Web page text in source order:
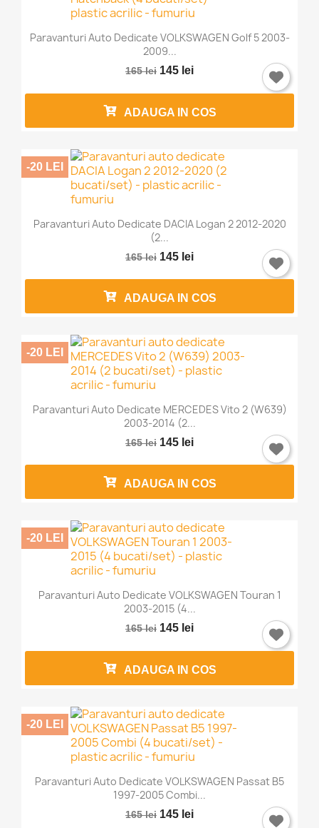
Paravanturi Auto Dedicate VOLKSWAGEN Golf 5 2003-
2009...
165 lei 145 lei
ADAUGA IN COS
Paravanturi Auto Dedicate DACIA Logan 2 2012-2020
(2...
165 lei 145 lei
-20 LEI
ADAUGA IN COS
Paravanturi Auto Dedicate MERCEDES Vito 2 (W639)
2003-2014 (2...
165 lei 145 lei
-20 LEI
ADAUGA IN COS
Paravanturi Auto Dedicate VOLKSWAGEN Touran 1
2003-2015 (4...
165 lei 145 lei
-20 LEI
ADAUGA IN COS
Paravanturi Auto Dedicate VOLKSWAGEN Passat B5
1997-2005 Combi...
165 lei 145 lei
-20 LEI
Trebuie sa fi logat in contul de client pentru a salva
produse in Lista de Favorite.
Intra in cont